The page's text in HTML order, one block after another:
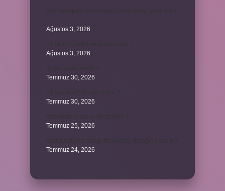
Ağustos 3, 2026
Ağustos 3, 2026
Temmuz 30, 2026
Temmuz 30, 2026
Temmuz 25, 2026
Temmuz 24, 2026